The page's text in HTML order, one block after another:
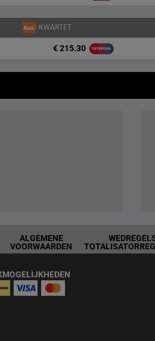
KWARTET
€ 215.30
ALGEMENE
VOORWAARDEN